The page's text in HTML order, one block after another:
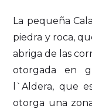
La pequeña
piedra y roca,
abriga de las
otorgada en
l`Aldera, que
otorga una